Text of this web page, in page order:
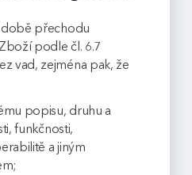
době přechodu
podle čl. 6.7
vad, zejména pak, že
popisu, druhu a
funkčnosti,
a jiným